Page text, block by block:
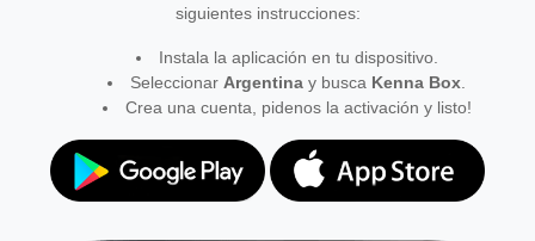
siguientes instrucciones:
Instala la aplicación en tu dispositivo.
Seleccionar Argentina y busca Kenna Box
Crea una cuenta, pidenos la activación y listo!